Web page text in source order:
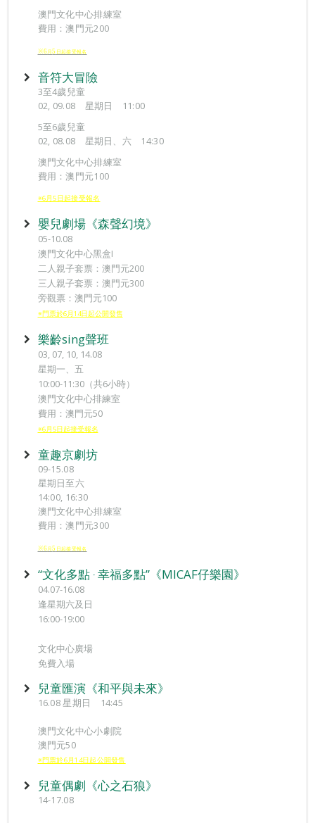
澳門文化中心排練室
費用：澳門元200
※6 月5 日起接受報名
音符大冒險
3至4歲兒童
02, 09.08 星期日 11:00
5至6歲兒童
02, 08.08 星期日、六 14:30
澳門文化中心排練室
費用：澳門元100
※6月5日起接受報名
嬰兒劇場《森聲幻境》
05-10.08
澳門文化中心黑盒I
二人親子套票：澳門元200
三人親子套票：澳門元300
旁觀票：澳門元100
※門票於6月14日起公開發售
樂齡sing聲班
03, 07, 10, 14.08
星期一、五
10:00-11:30（共6小時）
澳門文化中心排練室
費用：澳門元50
※6月5日起接受報名
童趣京劇坊
09-15.08
星期日至六
14:00, 16:30
澳門文化中心排練室
費用：澳門元300
※6 月5 日起接受報名
“文化多點 ‧ 幸福多點”《MICAF仔樂園》
04.07-16.08
逢星期六及日
16:00-19:00
文化中心廣場
免費入場
兒童匯演《和平與未來》
16.08 星期日 14:45
澳門文化中心小劇院
澳門元50
※門票於6月14日起公開發售
兒童偶劇《心之石狼》
14-17.08